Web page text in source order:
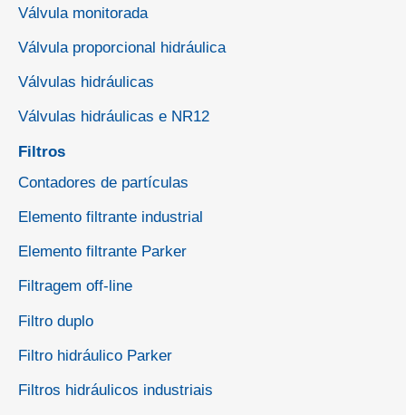
Válvula monitorada
Válvula proporcional hidráulica
Válvulas hidráulicas
Válvulas hidráulicas e NR12
Filtros
Contadores de partículas
Elemento filtrante industrial
Elemento filtrante Parker
Filtragem off-line
Filtro duplo
Filtro hidráulico Parker
Filtros hidráulicos industriais